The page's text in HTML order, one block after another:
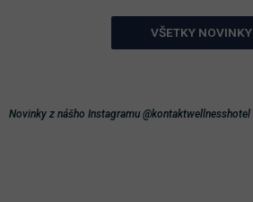
VŠETKY NOVINKY
Novinky z nášho Instagramu @kontaktwellnesshotel